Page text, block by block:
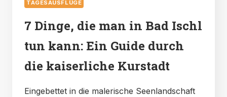
TAGESAUSFLÜGE
7 Dinge, die man in Bad Ischl
tun kann: Ein Guide durch
die kaiserliche Kurstadt
Eingebettet in die malerische Seenlandschaft